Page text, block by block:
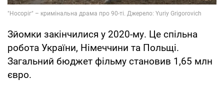
Зйомки закінчилися у 2020-му. Це спільна
робота України, Німеччини та Польщі.
Загальний бюджет фільму становив 1,65 млн
євро.